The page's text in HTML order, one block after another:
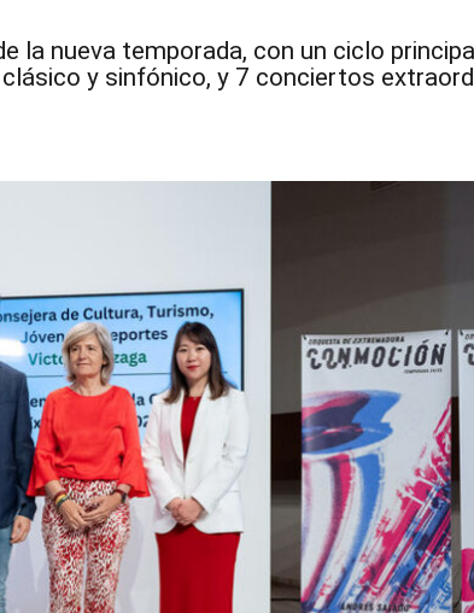
la nueva temporada, con un ciclo
y sinfónico, y 7 conciertos